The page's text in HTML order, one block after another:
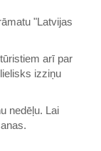
"Latvijas
arī par
izziņu
nedēļu. Lai